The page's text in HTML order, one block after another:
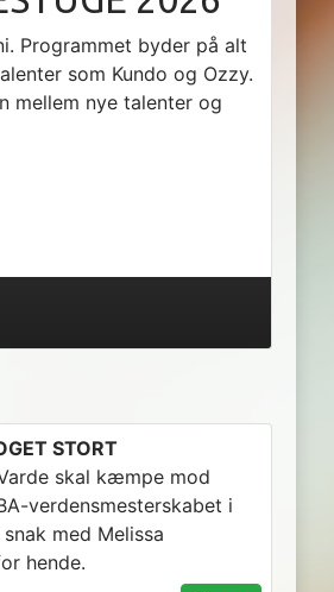
Programmet byder på alt
som Kundo og Ozzy.
mellem nye talenter og
STORT
skal kæmpe mod
verdensmesterskabet i
med Melissa
hende.